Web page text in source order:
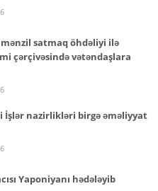
satmaq öhdəliyi ilə
çərçivəsində vətəndaşlara
İşlər nazirlikləri birgə əməliyyat
Yaponiyanı hədələyib